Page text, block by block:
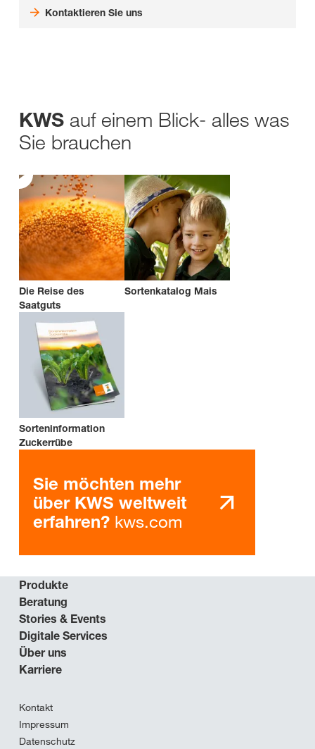
Kontaktieren Sie uns
KWS auf einem Blick- alles was
Sie brauchen
Die Reise des
Saatguts
Sortenkatalog Mais
Sorteninformation
Zuckerrübe
Sie möchten mehr
über KWS weltweit
erfahren? kws.com
Produkte
Beratung
Stories & Events
Digitale Services
Über uns
Karriere
Kontakt
Impressum
Datenschutz